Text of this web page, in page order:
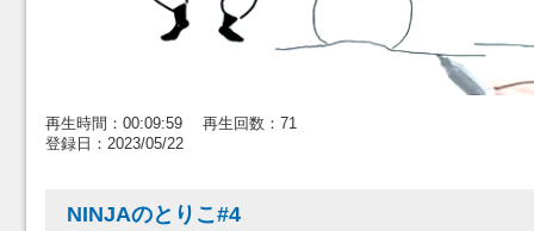
再生時間：00:09:59 再生回数：71
登録日：2023/05/22
NINJAのとりこ#4